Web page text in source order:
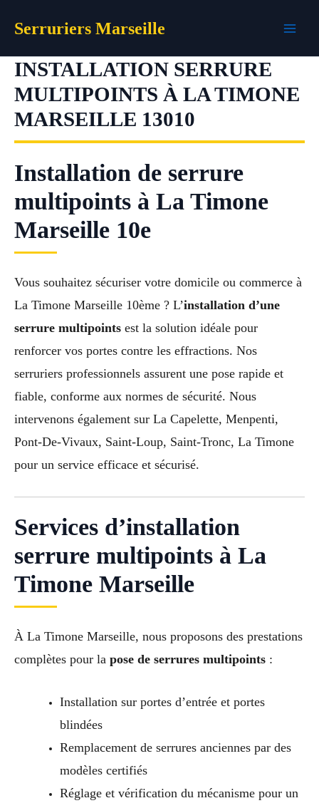
Serruriers Marseille
INSTALLATION SERRURE
MULTIPOINTS À LA TIMONE
MARSEILLE 13010
Installation de serrure
multipoints à La Timone
Marseille 10e
Vous souhaitez sécuriser votre domicile ou commerce à
La Timone Marseille 10ème ? L’installation d’une
serrure multipoints est la solution idéale pour
renforcer vos portes contre les effractions. Nos
serruriers professionnels assurent une pose rapide et
fiable, conforme aux normes de sécurité. Nous
intervenons également sur La Capelette, Menpenti,
Pont-De-Vivaux, Saint-Loup, Saint-Tronc, La Timone
pour un service efficace et sécurisé.
Services d’installation
serrure multipoints à La
Timone Marseille
À La Timone Marseille, nous proposons des prestations
complètes pour la pose de serrures multipoints :
Installation sur portes d’entrée et portes
blindées
Remplacement de serrures anciennes par des
modèles certifiés
Réglage et vérification du mécanisme pour un